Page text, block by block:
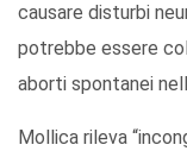
causare disturbi
potrebbe essere
aborti spontanei
Mollica rileva